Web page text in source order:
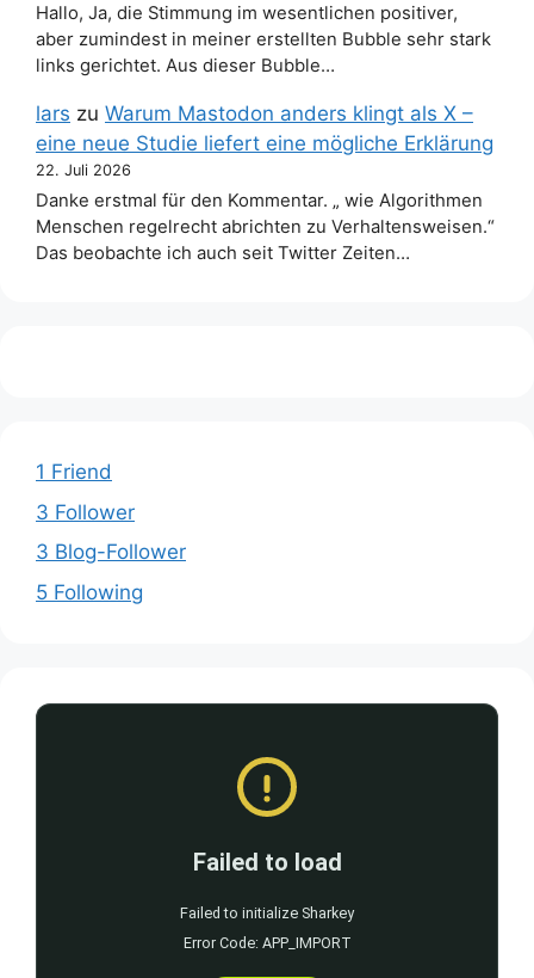
Hallo, Ja, die Stimmung im wesentlichen positiver,
aber zumindest in meiner erstellten Bubble sehr stark
links gerichtet. Aus dieser Bubble…
lars zu Warum Mastodon anders klingt als X –
eine neue Studie liefert eine mögliche Erklärung
22. Juli 2026
Danke erstmal für den Kommentar. „ wie Algorithmen
Menschen regelrecht abrichten zu Verhaltensweisen.“
Das beobachte ich auch seit Twitter Zeiten…
1 Friend
3 Follower
3 Blog-Follower
5 Following